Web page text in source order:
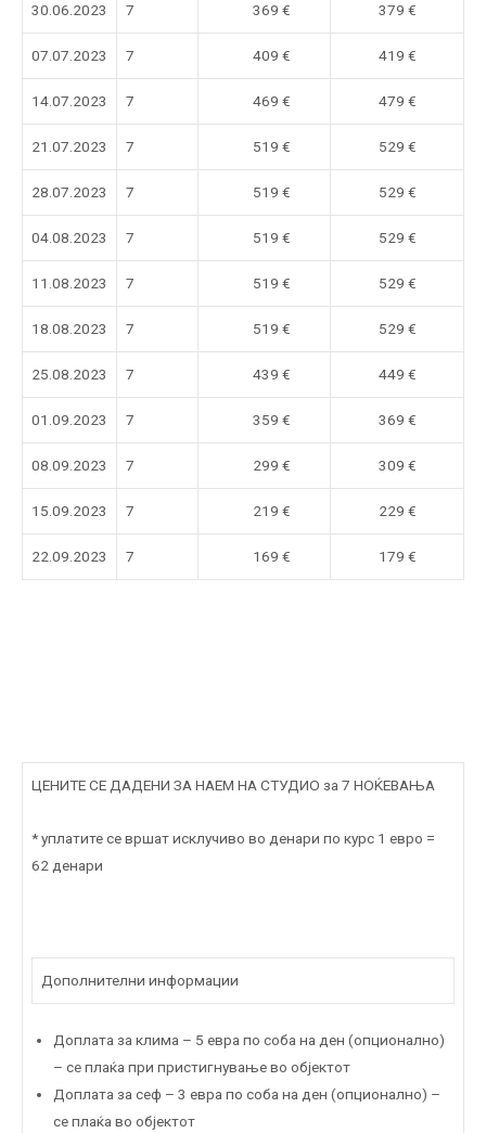
30.06.2023 7 369 € 379 €
07.07.2023 7 409 € 419 €
14.07.2023 7 469 € 479 €
21.07.2023 7 519 € 529 €
28.07.2023 7 519 € 529 €
04.08.2023 7 519 € 529 €
11.08.2023 7 519 € 529 €
18.08.2023 7 519 € 529 €
25.08.2023 7 439 € 449 €
01.09.2023 7 359 € 369 €
08.09.2023 7 299 € 309 €
15.09.2023 7 219 € 229 €
22.09.2023 7 169 € 179 €
ЦЕНИТЕ СЕ ДАДЕНИ ЗА НАЕМ НА СТУДИО за 7 НОЌЕВАЊА
* уплатите се вршат исклучиво во денари по курс 1 евро =
62 денари
Дополнителни информации
Доплата за клима – 5 евра по соба на ден (опционално)
– се плаќа при пристигнување во објектот
Доплата за сеф – 3 евра по соба на ден (опционално) –
се плаќа во објектот